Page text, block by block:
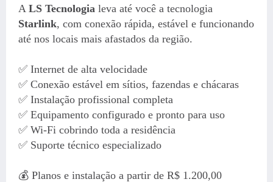
A LS Tecnologia leva até você a tecnologia
Starlink, com conexão rápida, estável e funcionando
até nos locais mais afastados da região.
✅ Internet de alta velocidade
✅ Conexão estável em sítios, fazendas e chácaras
✅ Instalação profissional completa
✅ Equipamento configurado e pronto para uso
✅ Wi-Fi cobrindo toda a residência
✅ Suporte técnico especializado
💰 Planos e instalação a partir de R$ 1.200,00